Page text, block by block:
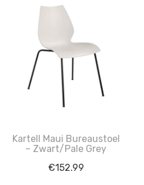
Kartell Maui Bureaustoel
– Zwart/Pale Grey
€152.99